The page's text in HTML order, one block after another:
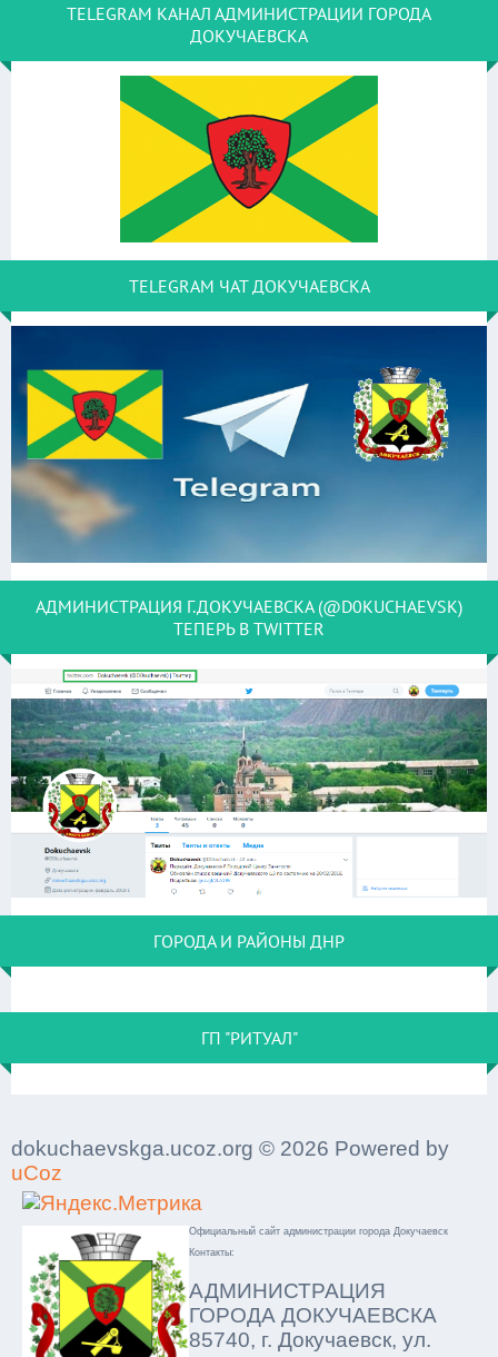
TELEGRAM КАНАЛ АДМИНИСТРАЦИИ ГОРОДА
ДОКУЧАЕВСКА
TELEGRAM ЧАТ ДОКУЧАЕВСКА
АДМИНИСТРАЦИЯ Г.ДОКУЧАЕВСКА (@D0KUCHAEVSK)
ТЕПЕРЬ В TWITTER
ГОРОДА И РАЙОНЫ ДНР
ГП "РИТУАЛ"
dokuchaevskga.ucoz.org © 2026 Powered by
uCoz
Официальный сайт администрации города Докучаевск
Контакты:
АДМИНИСТРАЦИЯ
ГОРОДА ДОКУЧАЕВСКА
85740, г. Докучаевск, ул.